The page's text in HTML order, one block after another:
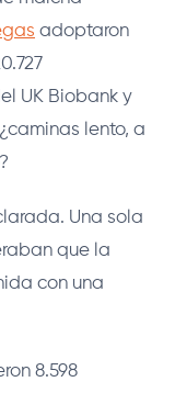
adoptaron
UK Biobank y
lento, a
Una sola
que la
con una
8.598